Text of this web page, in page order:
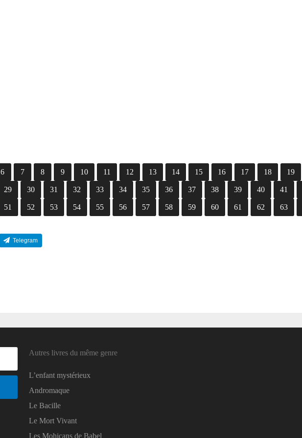
6 7 8 9 10 11 12 13 14 15 16 17 18 19
29 30 31 32 33 34 35 36 37 38 39 40 41
51 52 53 54 55 56 57 58 59 60 61 62 63
Telegram
Autres livres du même genre
L’enfant mystérieux
Andromaque
Le Bacille
Le Mort Vivant
Les Mohicans de Babel